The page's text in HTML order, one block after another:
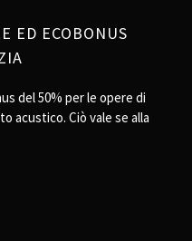
ED ECOBONUS
del 50% per le opere di
acustico. Ciò vale se alla